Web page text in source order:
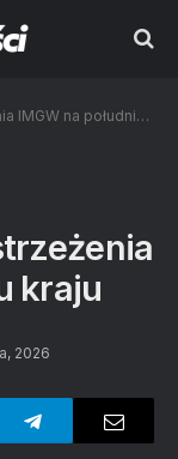
na południu kraju
kraju
2026